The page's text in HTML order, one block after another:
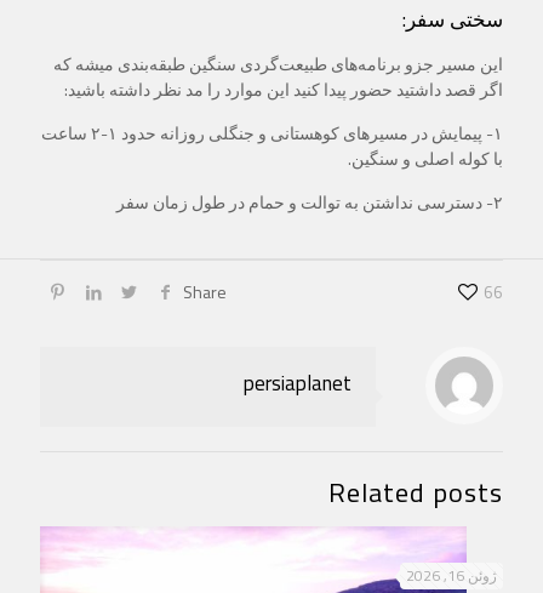
سختی سفر:
این مسیر جزو برنامه‌های طبیعت‌گردی سنگین طبقه‌بندی میشه که
اگر قصد داشتید حضور پیدا کنید این موارد را مد نظر داشته باشید:
۱- پیمایش در مسیرهای کوهستانی و جنگلی روزانه حدود ۱-۲ ساعت
با کوله اصلی و سنگین.
۲- دسترسی نداشتن به توالت و حمام در طول زمان سفر
Share 66
persiaplanet
Related posts
ژوئن 16, 2026